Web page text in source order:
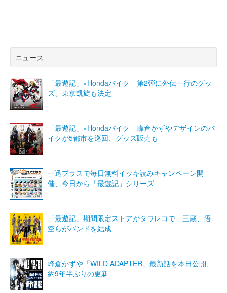
ニュース
「最遊記」×Hondaバイク 第2弾に外伝一行のグッ
ズ、東京凱旋も決定
「最遊記」×Hondaバイク 峰倉かずやデザインのバ
イクが5都市を巡回、グッズ販売も
一迅プラスで毎日無料イッキ読みキャンペーン開
催、今日から「最遊記」シリーズ
「最遊記」期間限定ストアがタワレコで 三蔵、悟
空らがバンドを結成
峰倉かずや「WILD ADAPTER」最新話を本日公開、
約9年半ぶりの更新